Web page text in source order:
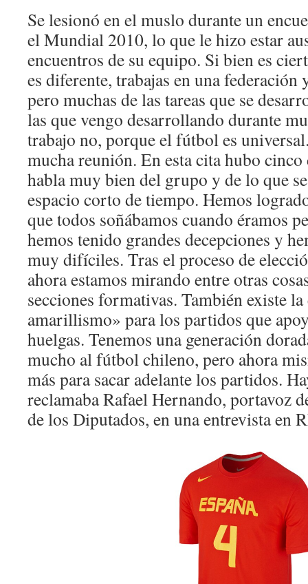
Se lesionó en el muslo durante un
el Mundial 2010, lo que le hizo estar
encuentros de su equipo. Si bien es
es diferente, trabajas en una federación
pero muchas de las tareas que se
las que vengo desarrollando durante
trabajo no, porque el fútbol es
mucha reunión. En esta cita hubo cinco
habla muy bien del grupo y de lo que
espacio corto de tiempo. Hemos
que todos soñábamos cuando éramos
hemos tenido grandes decepciones y
muy difíciles. Tras el proceso de
ahora estamos mirando entre otras
secciones formativas. También existe
amarillismo» para los partidos que
huelgas. Tenemos una generación
mucho al fútbol chileno, pero ahora
más para sacar adelante los partidos.
reclamaba Rafael Hernando, portavoz
de los Diputados, en una entrevista en